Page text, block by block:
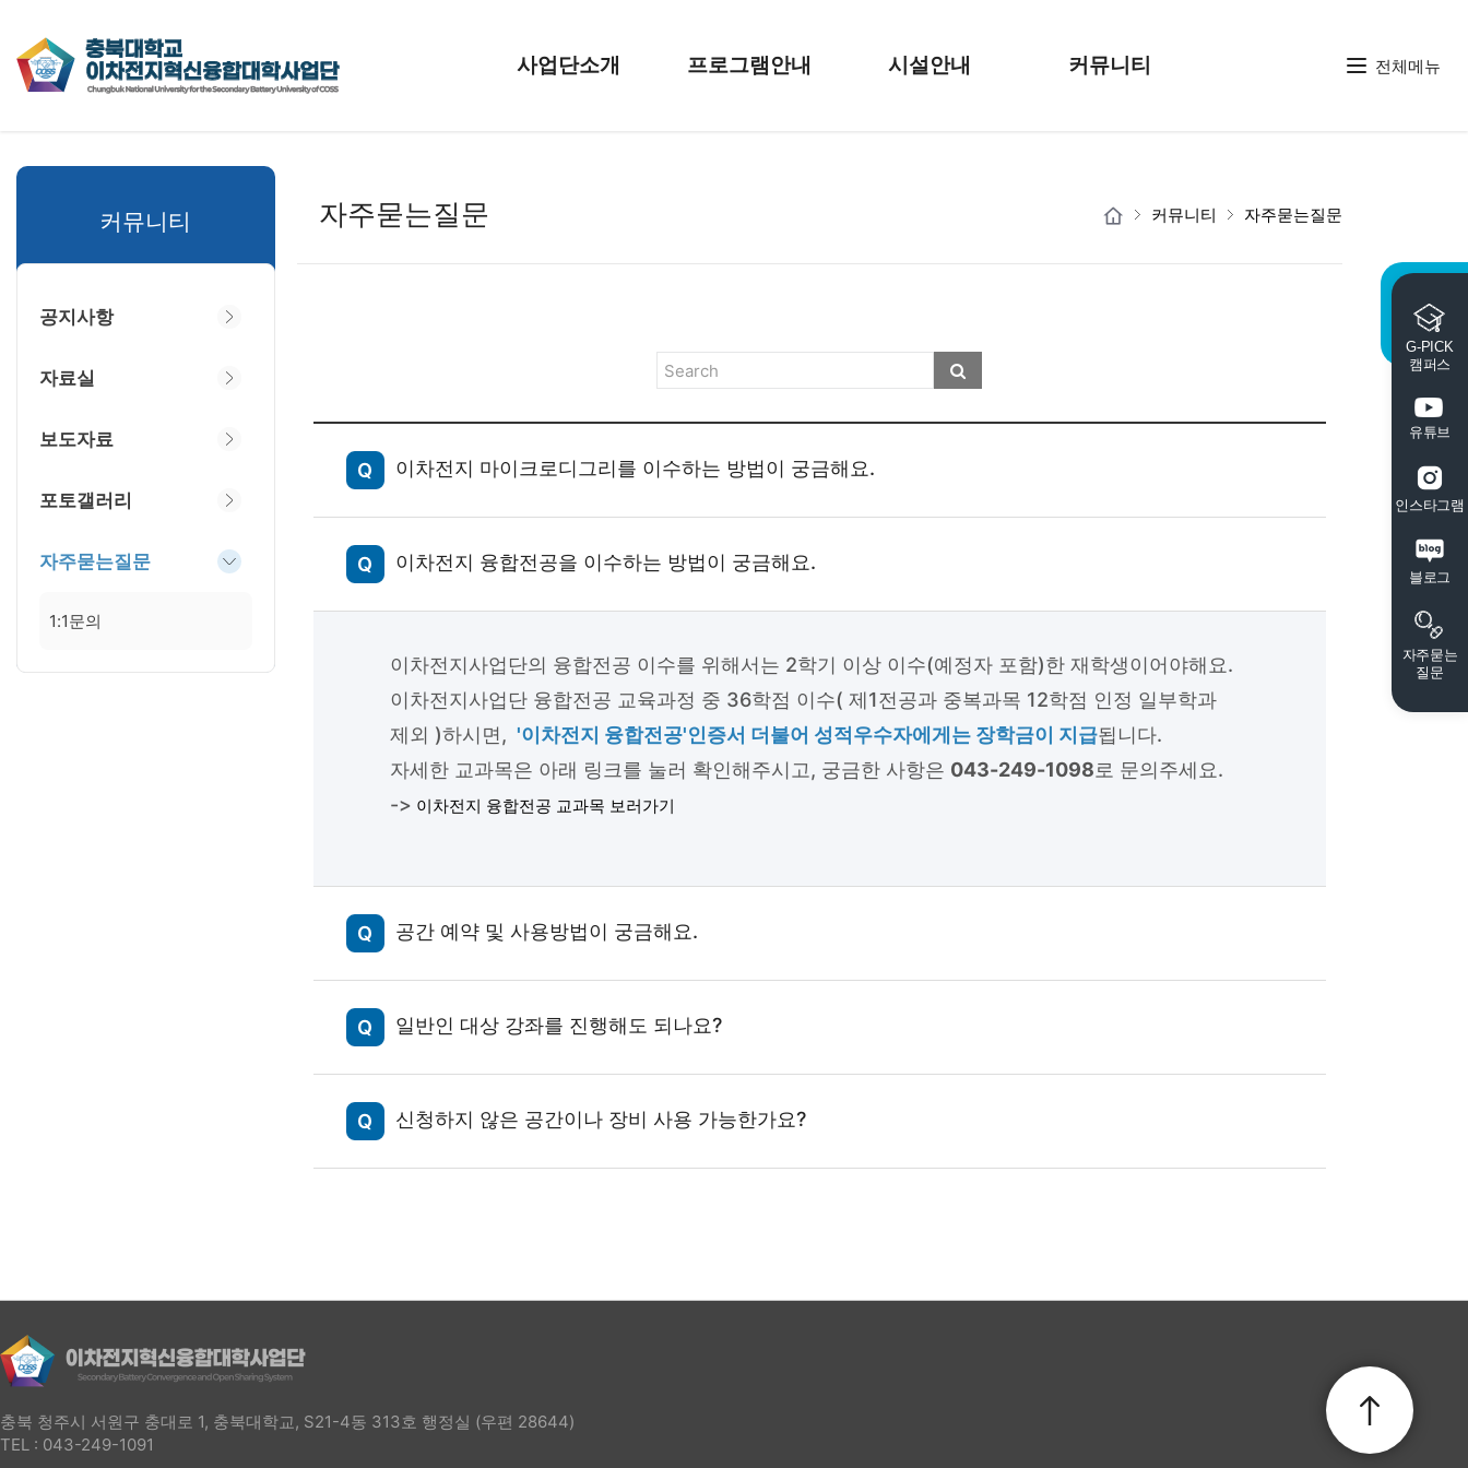
사업단소개 프로그램안내 시설안내 커뮤니티 전체메뉴
커뮤니티
공지사항
자료실
보도자료
포토갤러리
자주묻는질문
1:1문의
자주묻는질문 커뮤니티 자주묻는질문
이차전지 마이크로디그리를 이수하는 방법이 궁금해요.
이차전지 융합전공을 이수하는 방법이 궁금해요.
이차전지사업단의 융합전공 이수를 위해서는 2학기 이상 이수(예정자 포함)한 재학생이어야해요.
이차전지사업단 융합전공 교육과정 중 36학점 이수( 제1전공과 중복과목 12학점 인정 일부학과
제외 )하시면, '이차전지 융합전공'인증서 더불어 성적우수자에게는 장학금이 지급됩니다.
자세한 교과목은 아래 링크를 눌러 확인해주시고, 궁금한 사항은 043-249-1098로 문의주세요.
-> 이차전지 융합전공 교과목 보러가기
공간 예약 및 사용방법이 궁금해요.
일반인 대상 강좌를 진행해도 되나요?
신청하지 않은 공간이나 장비 사용 가능한가요?
충북 청주시 서원구 충대로 1, 충북대학교, S21-4동 313호 행정실 (우편 28644)
TEL : 043-249-1091
G-PICK
캠퍼스
유튜브
인스타그램
블로그
자주묻는
질문